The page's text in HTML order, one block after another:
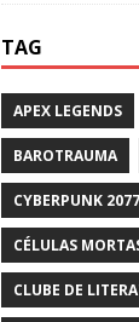
TAG
APEX LEGENDS
BAROTRAUMA
CYBERPUNK 2077
CÉLULAS
CLUBE DE